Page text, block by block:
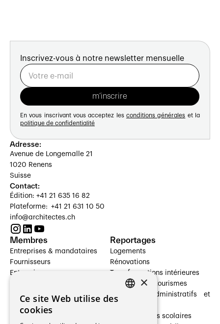
Inscrivez-vous à notre newsletter mensuelle
En vous inscrivant vous acceptez les conditions générales et la
politique de confidentialité
Adresse:
Avenue de Longemalle 21
1020 Renens
Suisse
Contact:
Édition: +41 21 635 16 82
Plateforme: +41 21 631 10 50
info@architectes.ch
Membres
Entreprises & mandataires
Fournisseurs
Entreprises
Architectes paysagistes
Architectes d'intérieur
Reportages
Logements
Rénovations
Transformations intérieures
Hôtelleries et tourismes
Bâtiments administratifs et
Établissements scolaires
×
Ce site Web utilise des
cookies